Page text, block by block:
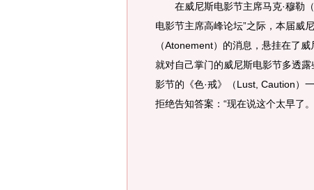
在威尼斯电影节主席马克·穆勒（
电影节主席高峰论坛”之际，本届威
（Atonement）的消息，悬挂在了
就对自己掌门的威尼斯电影节多透
影节的《色·戒》（Lust, Caution）
拒绝告知答案：“现在说这个太早了。